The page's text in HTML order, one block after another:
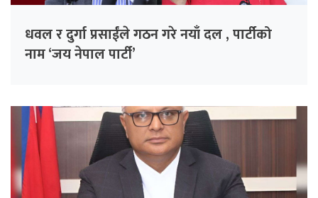
धवल र दुर्गा प्रसाईंले गठन गरे नयाँ दल , पार्टीको
नाम ‘जय नेपाल पार्टी’